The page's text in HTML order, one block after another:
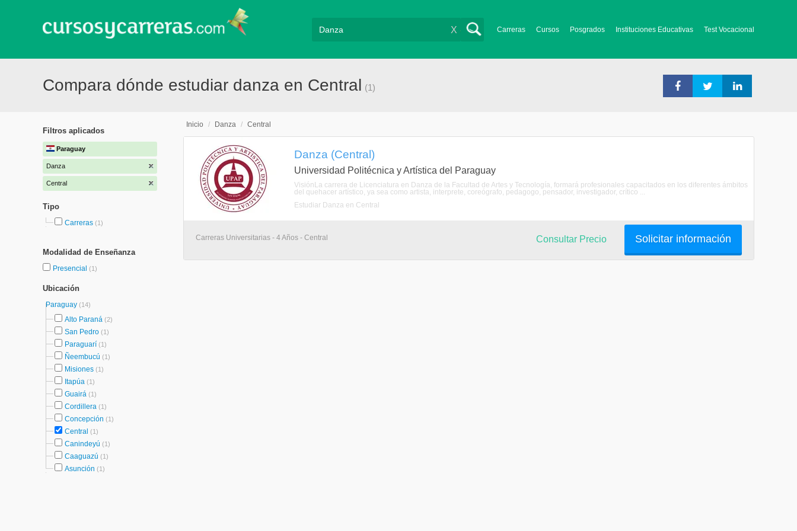
Carreras Cursos Posgrados Instituciones Educativas Test Vocacional
X
Compara dónde estudiar danza en Central (1)
Filtros aplicados
Paraguay
Danza
Central
Tipo
Carreras (1)
Modalidad de Enseñanza
Presencial (1)
Ubicación
Paraguay (14)
Alto Paraná (2)
San Pedro (1)
Paraguarí (1)
Ñeembucú (1)
Misiones (1)
Itapúa (1)
Guairá (1)
Cordillera (1)
Concepción (1)
Central (1)
Canindeyú (1)
Caaguazú (1)
Asunción (1)
Inicio / Danza / Central
Danza (Central)
Universidad Politécnica y Artística del Paraguay
VisiónLa carrera de Licenciatura en Danza de la Facultad de Artes y Tecnología, formará profesionales capacitados en los diferentes ámbitos
del quehacer artístico, ya sea como artista, interprete, coreógrafo, pedagogo, pensador, investigador, crítico ...
Estudiar Danza en Central
Carreras Universitarias - 4 Años - Central Solicitar información
Consultar Precio